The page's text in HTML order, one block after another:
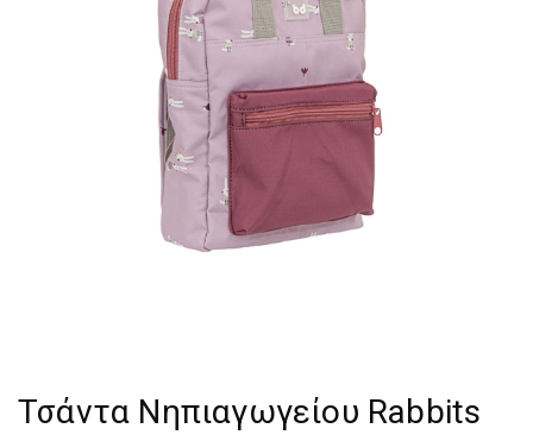
Τσάντα Νηπιαγωγείου Rabbits